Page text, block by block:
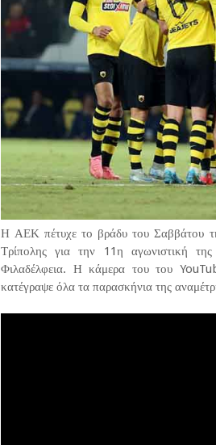
Η ΑΕΚ πέτυχε το βράδυ του Σαββάτου
Τρίπολης για την 11η αγωνιστική
Φιλαδέλφεια. Η κάμερα του του
κατέγραψε όλα τα παρασκήνια της